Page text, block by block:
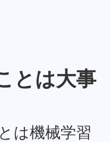
とは大事
は機械学習